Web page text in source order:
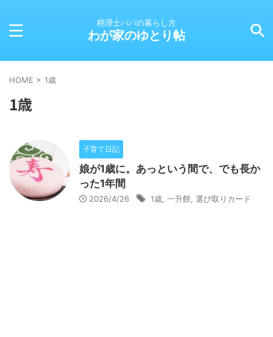
税理士パパの暮らし方
わが家のゆとり帖
HOME > 1歳
1歳
子育て日記
娘が1歳に。あっという間で、でも長か
った1年間
2026/4/26 1歳 一升餅 選び取りカード